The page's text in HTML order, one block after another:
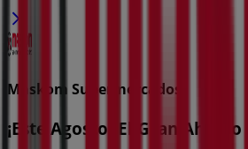
Maskom Supermercados
¡Este Agosto, El Gran Ahorro